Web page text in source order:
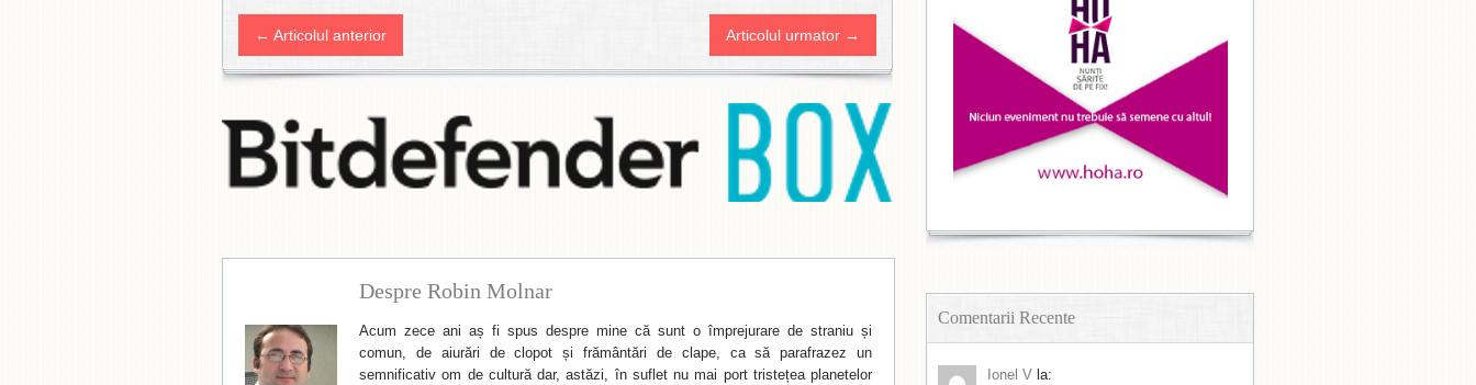
← Articolul anterior Articolul urmator →
Despre Robin Molnar
Acum zece ani aș fi spus despre mine că sunt o împrejurare de straniu și
comun, de aiurări de clopot și frământări de clape, ca să parafrazez un
semnificativ om de cultură dar, astăzi, în suflet nu mai port tristețea planetelor
Comentarii Recente
Ionel V la: